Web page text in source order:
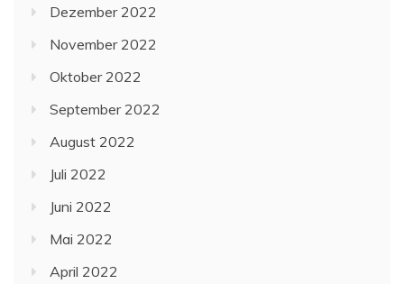
Dezember 2022
November 2022
Oktober 2022
September 2022
August 2022
Juli 2022
Juni 2022
Mai 2022
April 2022